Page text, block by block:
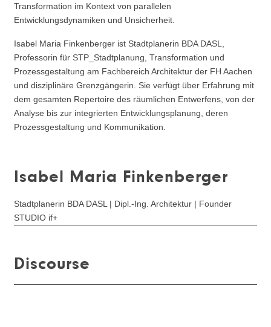
Transformation im Kontext von parallelen
Entwicklungsdynamiken und Unsicherheit.
Isabel Maria Finkenberger ist Stadtplanerin BDA DASL,
Professorin für STP_Stadtplanung, Transformation und
Prozessgestaltung am Fachbereich Architektur der FH Aachen
und disziplinäre Grenzgängerin. Sie verfügt über Erfahrung mit
dem gesamten Repertoire des räumlichen Entwerfens, von der
Analyse bis zur integrierten Entwicklungsplanung, deren
Prozessgestaltung und Kommunikation.
Isabel Maria Finkenberger
Stadtplanerin BDA DASL | Dipl.-Ing. Architektur | Founder
STUDIO if+
Discourse